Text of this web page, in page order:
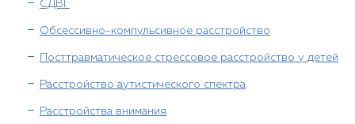
СДВГ
Обсессивно-компульсивное расстройство
Посттравматическое стрессовое расстройство у детей
Расстройство аутистического спектра
Расстройства внимания